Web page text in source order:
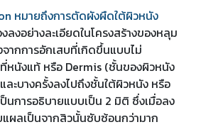
หมายถึงการตัดผังผืดใต้ผิวหนัง
ลงอย่างละเอียดในโครงสร้างของหลุม
ากการอักเสบที่เกิดขึ้นแบบไม่
หนังแท้ หรือ Dermis (ชั้นของผิวหนัง
ะบางครั้งลงไปถึงชั้นใต้ผิวหนัง หรือ
นการอธิบายแบบเป็น 2 มิติ ซึ่งเมื่อลง
ผลเป็นจากสิวนั้นซับซ้อนกว่ามาก